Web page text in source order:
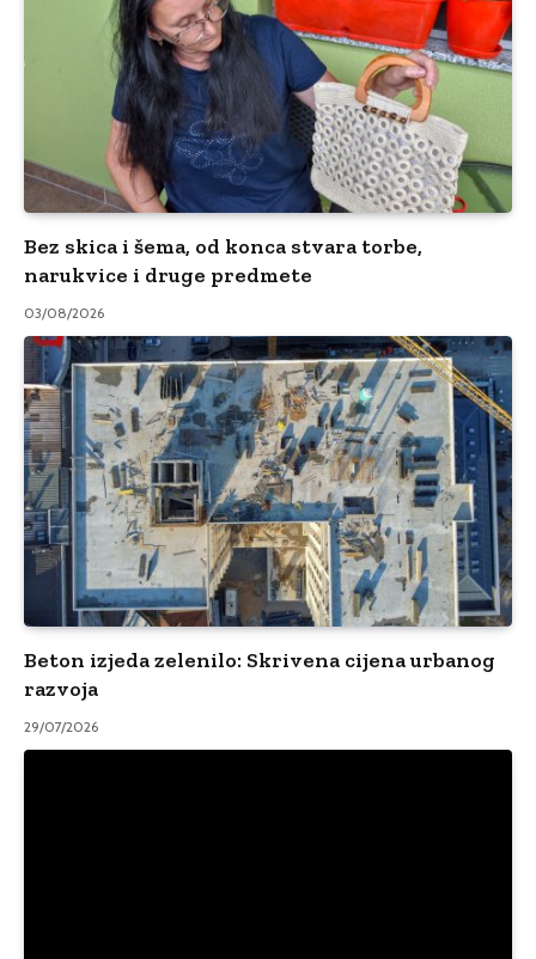
Bez skica i šema, od konca stvara torbe,
narukvice i druge predmete
03/08/2026
Beton izjeda zelenilo: Skrivena cijena urbanog
razvoja
29/07/2026